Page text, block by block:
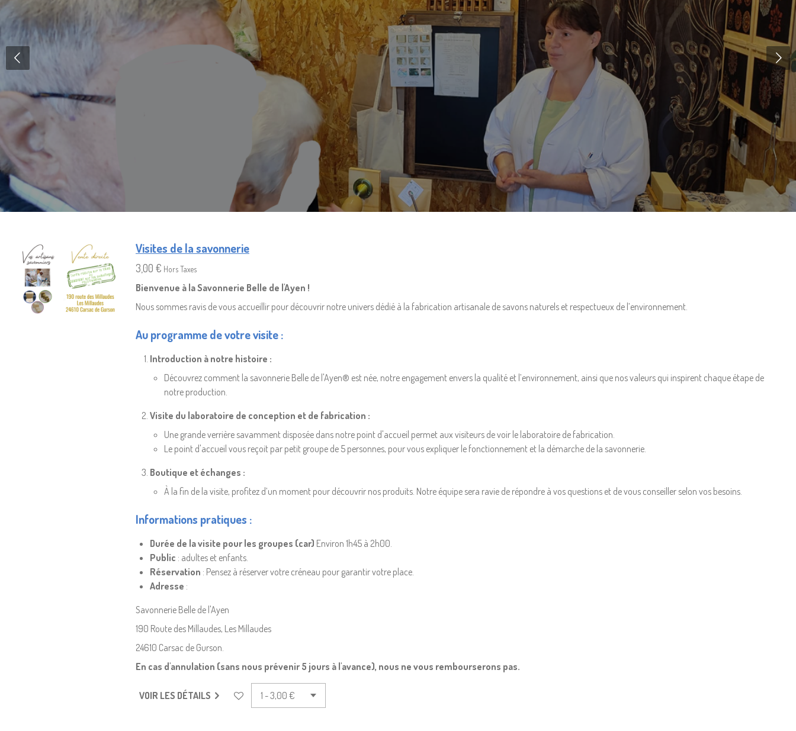
Visites de la savonnerie
3,00 € Hors Taxes
Bienvenue à la Savonnerie Belle de l'Ayen !
Nous sommes ravis de vous accueillir pour découvrir notre univers dédié à la fabrication artisanale de savons naturels et respectueux de l’environnement.
Au programme de votre visite :
Introduction à notre histoire :
Découvrez comment la savonnerie Belle de l'Ayen® est née, notre engagement envers la qualité et l’environnement, ainsi que nos valeurs qui inspirent chaque étape de
notre production.
Visite du laboratoire de conception et de fabrication :
Une grande verrière savamment disposée dans notre point d'accueil permet aux visiteurs de voir le laboratoire de fabrication.
Le point d'accueil vous reçoit par petit groupe de 5 personnes, pour vous expliquer le fonctionnement et la démarche de la savonnerie.
Boutique et échanges :
À la fin de la visite, profitez d’un moment pour découvrir nos produits. Notre équipe sera ravie de répondre à vos questions et de vous conseiller selon vos besoins.
Informations pratiques :
Durée de la visite pour les groupes (car) Environ 1h45 à 2h00.
Public : adultes et enfants.
Réservation : Pensez à réserver votre créneau pour garantir votre place.
Adresse :
Savonnerie Belle de l'Ayen
190 Route des Millaudes, Les Millaudes
24610 Carsac de Gurson.
En cas d'annulation (sans nous prévenir 5 jours à l'avance), nous ne vous rembourserons pas.
VOIR LES DÉTAILS